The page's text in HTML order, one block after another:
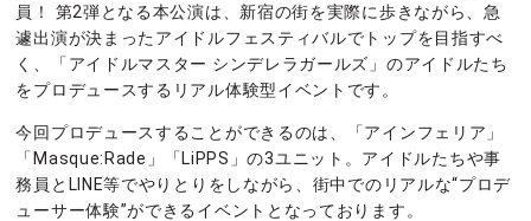
員！ 第2弾となる本公演は、新宿の街を実際に歩きながら、急
遽出演が決まったアイドルフェスティバルでトップを目指すべ
く、「アイドルマスター シンデレラガールズ」のアイドルたち
をプロデュースするリアル体験型イベントです。
今回プロデュースすることができるのは、「アインフェリア」
「Masque:Rade」「LiPPS」の3ユニット。アイドルたちや事
務員とLINE等でやりとりをしながら、街中でのリアルな“プロデ
ューサー体験”ができるイベントとなっております。